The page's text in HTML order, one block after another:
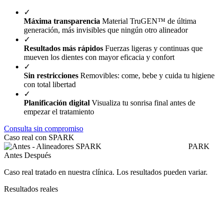
✓
Máxima transparencia Material TruGEN™ de última
generación, más invisibles que ningún otro alineador
✓
Resultados más rápidos Fuerzas ligeras y continuas que
mueven los dientes con mayor eficacia y confort
✓
Sin restricciones Removibles: come, bebe y cuida tu higiene
con total libertad
✓
Planificación digital Visualiza tu sonrisa final antes de
empezar el tratamiento
Consulta sin compromiso
Caso real con SPARK
Antes Después
Caso real tratado en nuestra clínica. Los resultados pueden variar.
Resultados reales